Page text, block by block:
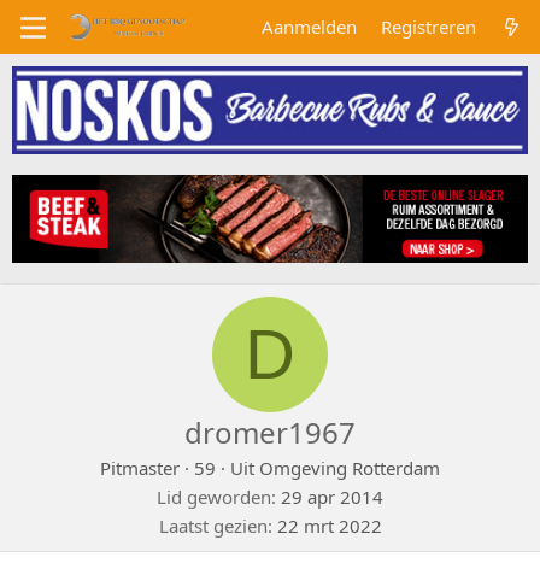
Aanmelden Registreren
D
dromer1967
Pitmaster · 59 · Uit Omgeving Rotterdam
Lid geworden 29 apr 2014
Laatst gezien 22 mrt 2022